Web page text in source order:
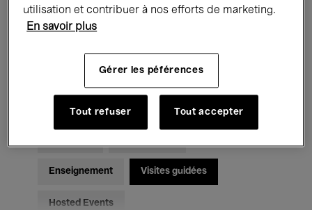
Rencontres & Débats
Musique classique Global Music
Enseignement Visites guidées
Hosted Events
utilisation et contribuer à nos efforts de marketing.
En savoir plus
Gérer les péférences
Tout refuser Tout accepter